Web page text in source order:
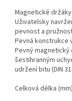
Magnetické
Uživatelsky
pevnost a
Pevná konstrukce
Pevný
šestihranným
udržení bitu (DIN
Celková délka